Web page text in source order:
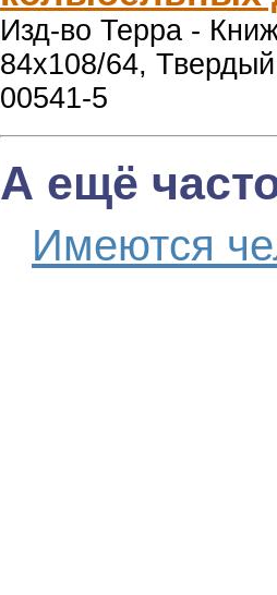
Изд-во Терра -
84x108/64,
00541-5
А ещё
Имеются